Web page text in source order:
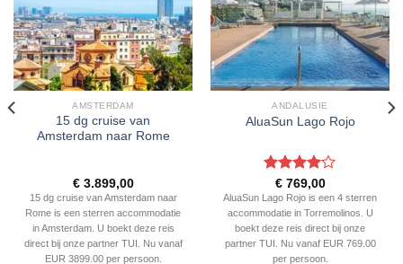
AMSTERDAM
15 dg cruise van
Amsterdam naar Rome
€3.899,00
15 dg cruise van Amsterdam naar
Rome is een sterren accommodatie
in Amsterdam. U boekt deze reis
direct bij onze partner TUI. Nu vanaf
EUR 3899.00 per persoon.
ANDALUSIE
AluaSun Lago Rojo
Gewaardeerd
4uit 5
€769,00
AluaSun Lago Rojo is een 4 sterren
accommodatie in Torremolinos. U
boekt deze reis direct bij onze
partner TUI. Nu vanaf EUR 769.00
per persoon.